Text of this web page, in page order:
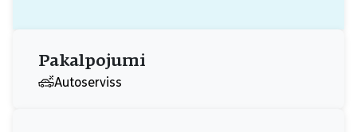
Pakalpojumi
Autoserviss